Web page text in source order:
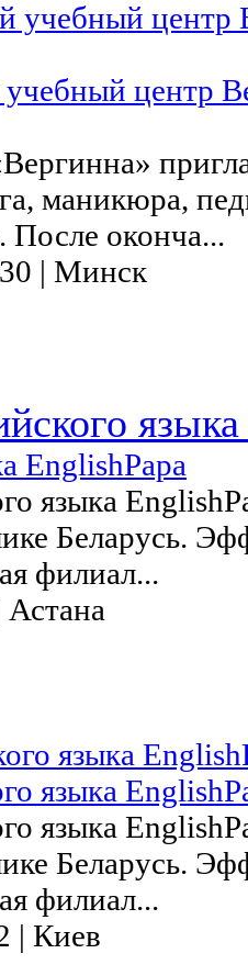
центр
маникюра,
оконча...
| Минск
EnglishPapa
языка
Беларусь.
филиал...
языка
языка
Беларусь.
филиал...
| Киев